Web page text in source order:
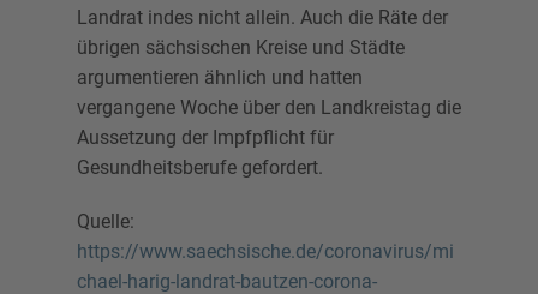
Landrat indes nicht allein. Auch die Räte der
übrigen sächsischen Kreise und Städte
argumentieren ähnlich und hatten
vergangene Woche über den Landkreistag die
Aussetzung der Impfpflicht für
Gesundheitsberufe gefordert.
Quelle:
https://www.saechsische.de/coronavirus/mi
chael-harig-landrat-bautzen-corona-